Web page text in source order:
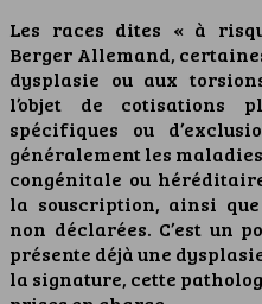
Les races dites « à
Berger Allemand,
dysplasie ou aux
l’objet de cotisations
spécifiques ou
généralement les
congénitale ou
la souscription, ainsi
non déclarées. C’est un
présente déjà une
la signature, cette